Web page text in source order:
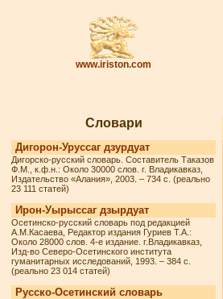
www.iriston.com
Словари
Дигорон-Уруссаг дзурдуат
Дигорско-русский словарь. Составитель Таказов
Ф.М., к.ф.н.: Около 30000 слов. г. Владикавказ,
Издательство «Алания», 2003. – 734 с. (реально
23 111 статей)
Ирон-Уырыссаг дзырдуат
Осетинско-русский словарь под редакцией
А.М.Касаева, Редактор издания Гуриев Т.А.:
Около 28000 слов. 4-е издание. г.Владикавказ,
Изд-во Северо-Осетинского института
гуманитарных исследований, 1993. – 384 с.
(реально 23 014 статей)
Русско-Осетинский словарь